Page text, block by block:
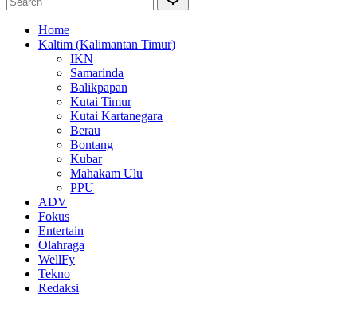
Home
Kaltim (Kalimantan Timur)
IKN
Samarinda
Balikpapan
Kutai Timur
Kutai Kartanegara
Berau
Bontang
Kubar
Mahakam Ulu
PPU
ADV
Fokus
Entertain
Olahraga
WellFy
Tekno
Redaksi